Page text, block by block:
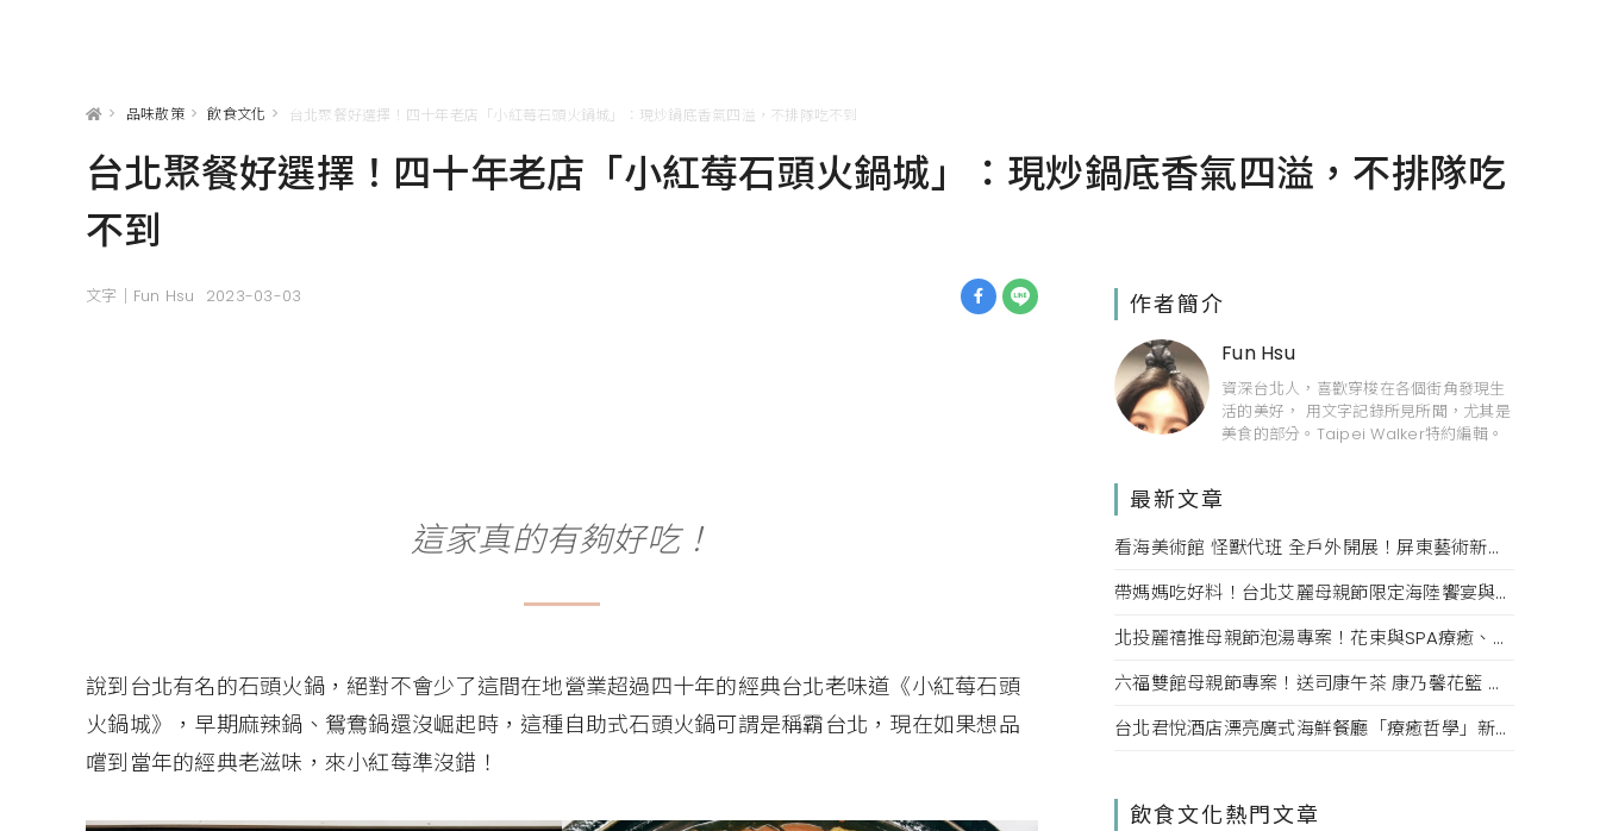
> 品味散策 > 飲食文化 > 台北聚餐好選擇！四十年老店「小紅莓石頭火鍋城」：現炒鍋底香氣四溢，不排隊吃不到
台北聚餐好選擇！四十年老店「小紅莓石頭火鍋城」：現炒鍋底香氣四溢，不排隊吃
不到
文字｜Fun Hsu 2023-03-03
這家真的有夠好吃！
說到台北有名的石頭火鍋，絕對不會少了這間在地營業超過四十年的經典台北老味道《小紅莓石頭
火鍋城》，早期麻辣鍋、鴛鴦鍋還沒崛起時，這種自助式石頭火鍋可謂是稱霸台北，現在如果想品
嚐到當年的經典老滋味，來小紅莓準沒錯！
作者簡介
Fun Hsu
資深台北人，喜歡穿梭在各個街角發現生
活的美好， 用文字記錄所見所聞，尤其是
美食的部分。Taipei Walker特約編輯。
最新文章
看海美術館 怪獸代班 全戶外開展！屏東藝術新亮點 網美必拍。
帶媽媽吃好料！台北艾麗母親節限定海陸饗宴與住房專案一次收藏。
北投麗禧推母親節泡湯專案！花束與SPA療癒、甜點同步登場
六福雙館母親節專案！送司康午茶 康乃馨花籃 演唱會票，高鐵78折限量。
台北君悅酒店漂亮廣式海鮮餐廳「療癒哲學」新菜單！每一口都成為心靈的享受。
飲食文化熱門文章